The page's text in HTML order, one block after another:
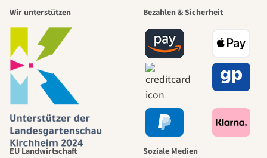
Wir unterstützen Bezahlen & Sicherheit
EU Landwirtschaft Soziale Medien